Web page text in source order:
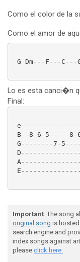
Como el color de la
Como el amor de
G Dm---F---C---
Lo es esta canci�n
Final:
B--8-6-5-----
G--------7-
Important: The song
original song is
search engine and
index songs against
please click here.